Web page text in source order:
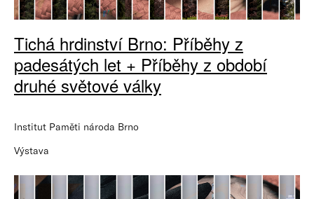
Tichá hrdinství Brno: Příběhy z
padesátých let + Příběhy z období
druhé světové války
Institut Paměti národa Brno
Výstava